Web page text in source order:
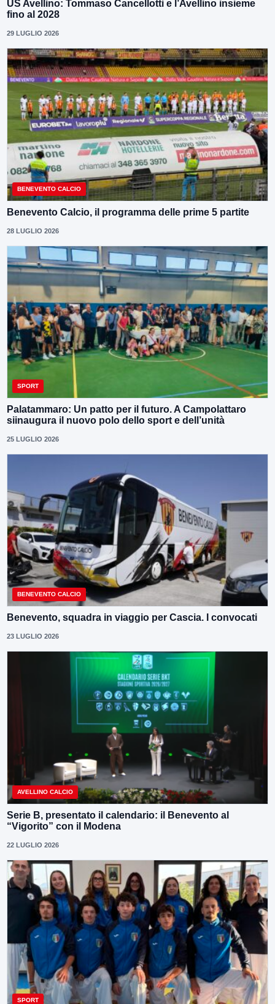
US Avellino: Tommaso Cancellotti e l’Avellino insieme
fino al 2028
29 LUGLIO 2026
BENEVENTO CALCIO
Benevento Calcio, il programma delle prime 5 partite
28 LUGLIO 2026
SPORT
Palatammaro: Un patto per il futuro. A Campolattaro
siinaugura il nuovo polo dello sport e dell’unità
25 LUGLIO 2026
BENEVENTO CALCIO
Benevento, squadra in viaggio per Cascia. I convocati
23 LUGLIO 2026
AVELLINO CALCIO
Serie B, presentato il calendario: il Benevento al
“Vigorito” con il Modena
22 LUGLIO 2026
SPORT